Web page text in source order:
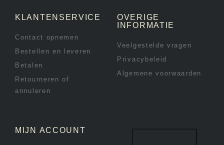
KLANTENSERVICE
Contact opnemen
Bestellen en leveren
Betalen
Retourneren of
annuleren
OVERIGE
INFORMATIE
Veelgestelde vragen
Privacybeleid
Algemene voorwaarden
MIJN ACCOUNT